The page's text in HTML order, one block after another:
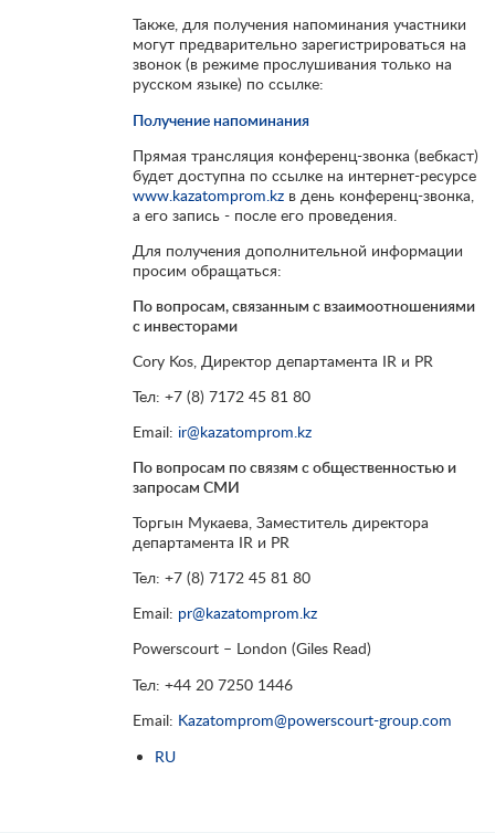
Также, для получения напоминания участники
могут предварительно зарегистрироваться на
звонок (в режиме прослушивания только на
русском языке) по ссылке:
Получение напоминания
Прямая трансляция конференц-звонка (вебкаст)
будет доступна по ссылке на интернет-ресурсе
www.kazatomprom.kzв день конференц-звонка,
а его запись - после его проведения.
Для получения дополнительной информации
просим обращаться:
По вопросам, связанным с взаимоотношениями
с инвесторами
Cory Kos, Директор департамента IR и PR
Тел: +7 (8) 7172 45 81 80
Email: ir@kazatomprom.kz
По вопросам по связям с общественностью и
запросам СМИ
Торгын Мукаева, Заместитель директора
департамента IR и PR
Тел: +7 (8) 7172 45 81 80
Email: pr@kazatomprom.kz
Powerscourt – London (Giles Read)
Тел: +44 20 7250 1446
Email: Kazatomprom@powerscourt-group.com
RU